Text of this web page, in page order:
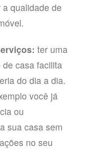
qualidade de
ter uma
casa facilita
do dia a dia.
você já
ou
sua casa sem
no seu